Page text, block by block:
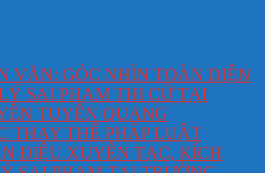
VĂN: GÓC NHÌN TOÀN DIỆN
SAI PHẠM THI CỬ TẠI
TUYÊN QUANG
THAY THẾ PHÁP LUẬT
ĐIỆU XUYÊN TẠC, KÍCH